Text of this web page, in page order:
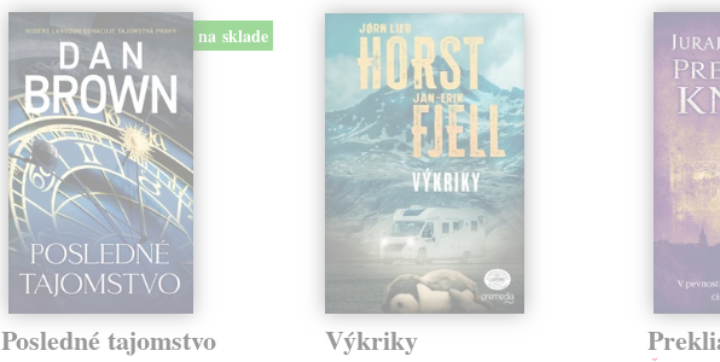
na sklade
Posledné tajomstvo Výkriky